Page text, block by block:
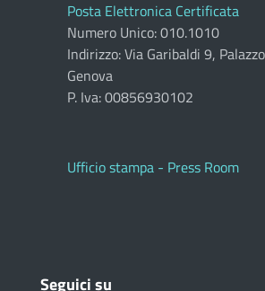
Posta Elettronica Certificata
Numero Unico: 010.1010
Indirizzo: Via Garibaldi 9,
Genova
P. Iva: 00856930102
Ufficio stampa - Press Room
Seguici su